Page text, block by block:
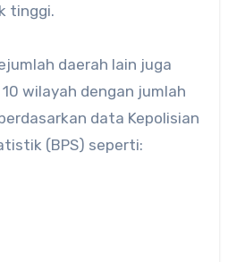
tinggi.
daerah lain juga
wilayah dengan jumlah
data Kepolisian
(BPS) seperti: